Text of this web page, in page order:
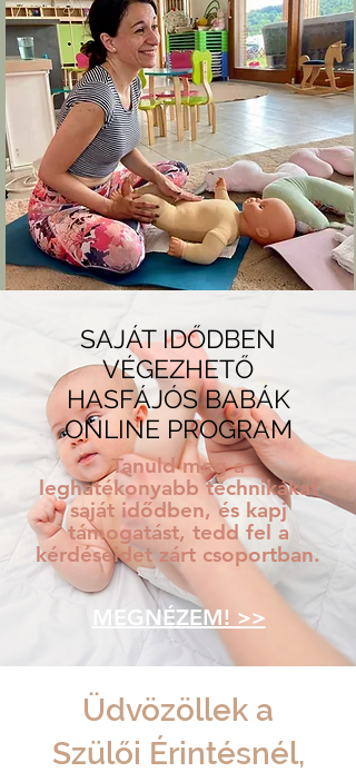
SAJÁT IDŐDBEN
VÉGEZHETŐ
HASFÁJÓS BABÁK
ONLINE PROGRAM
Tanuld meg a
leghatékonyabb technikákat
saját idődben, és kapj
támogatást, tedd fel a
kérdéseidet zárt csoportban.
MEGNÉZEM! >>
Üdvözöllek a
Szülői Érintésnél,